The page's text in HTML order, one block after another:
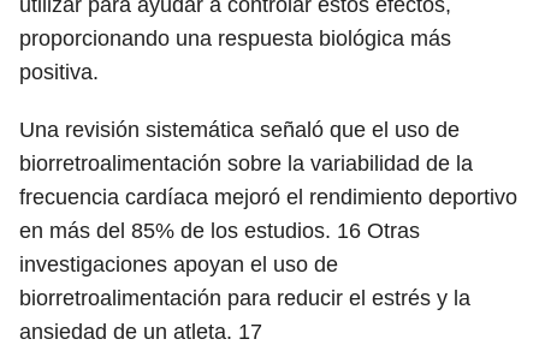
utilizar para ayudar a controlar estos efectos,
proporcionando una respuesta biológica más
positiva.
Una revisión sistemática señaló que el uso de
biorretroalimentación sobre la variabilidad de la
frecuencia cardíaca mejoró el rendimiento deportivo
en más del 85% de los estudios. 16 Otras
investigaciones apoyan el uso de
biorretroalimentación para reducir el estrés y la
ansiedad de un atleta. 17